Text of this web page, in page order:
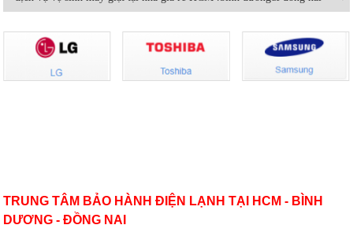
Cách sửa máy lạnh âm trần không
lạnh hoặc lạnh yếu
Vệ sinh máy lạnh âm trần tại nhà
Bảo dưỡng điều hoà và những điều
cần lưu ý
Dùng máy lạnh điều hòa thế nào để
TRUNG TÂM BẢO HÀNH ĐIỆN LẠNH TẠI HCM - BÌNH
DƯƠNG - ĐỒNG NAI